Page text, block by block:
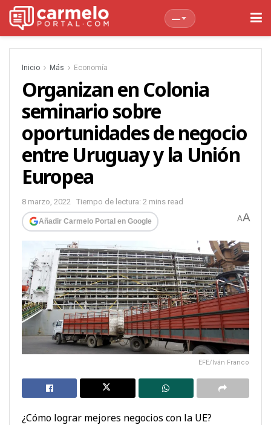
—
Inicio Más Economía
Organizan en Colonia
seminario sobre
oportunidades de negocio
entre Uruguay y la Unión
Europea
8 marzo, 2022 Tiempo de lectura: 2 mins read
Añadir Carmelo Portal en Google AA
EFE/Iván Franco
¿Cómo lograr mejores negocios con la UE?